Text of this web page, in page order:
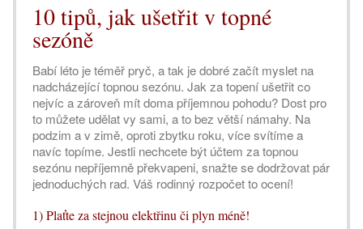
10 tipů, jak ušetřit v topné
sezóně
Babí léto je téměř pryč, a tak je dobré začít myslet na
nadcházející topnou sezónu. Jak za topení ušetřit co
nejvíc a zároveň mít doma příjemnou pohodu? Dost pro
to můžete udělat vy sami, a to bez větší námahy. Na
podzim a v zimě, oproti zbytku roku, více svítíme a
navíc topíme. Jestli nechcete být účtem za topnou
sezónu nepříjemně překvapeni, snažte se dodržovat pár
jednoduchých rad. Váš rodinný rozpočet to ocení!
1) Plaťte za stejnou elektřinu či plyn méně!